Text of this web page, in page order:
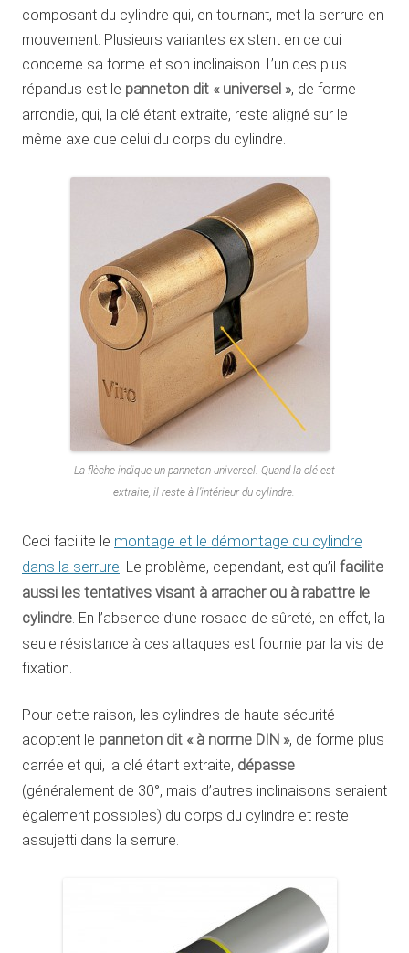
composant du cylindre qui, en tournant, met la serrure en
mouvement. Plusieurs variantes existent en ce qui
concerne sa forme et son inclinaison. L’un des plus
répandus est le panneton dit « universel », de forme
arrondie, qui, la clé étant extraite, reste aligné sur le
même axe que celui du corps du cylindre.
La flèche indique un panneton universel. Quand la clé est
extraite, il reste à l’intérieur du cylindre.
Ceci facilite le montage et le démontage du cylindre
dans la serrure . Le problème, cependant, est qu’il facilite
aussi les tentatives visant à arracher ou à rabattre le
cylindre . En l’absence d’une rosace de sûreté, en effet, la
seule résistance à ces attaques est fournie par la vis de
fixation.
Pour cette raison, les cylindres de haute sécurité
adoptent le panneton dit « à norme DIN », de forme plus
carrée et qui, la clé étant extraite, dépasse
(généralement de 30°, mais d’autres inclinaisons seraient
également possibles) du corps du cylindre et reste
assujetti dans la serrure.